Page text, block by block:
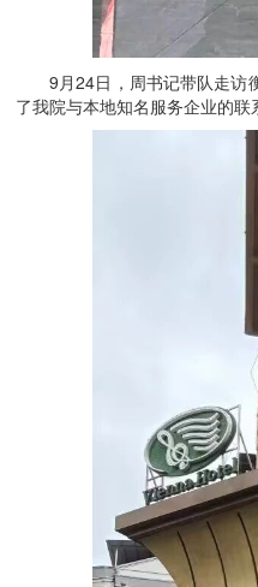
9月24日，周书记带队走访
了我院与本地知名服务企业的